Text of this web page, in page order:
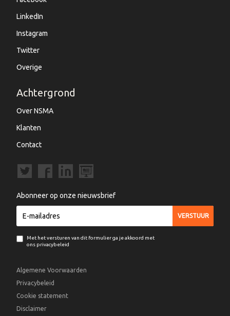
LinkedIn
Instagram
Twitter
Overige
Achtergrond
Over NSMA
Klanten
Contact
Abonneer op onze nieuwsbrief
Met het versturen van dit formulier ga je akkoord met
ons privacybeleid
Algemene Voorwaarden
Privacybeleid
Cookie statement
Disclaimer